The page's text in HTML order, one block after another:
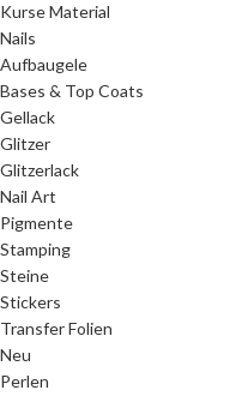
Kurse Material
Nails
Aufbaugele
Bases & Top Coats
Gellack
Glitzer
Glitzerlack
Nail Art
Pigmente
Stamping
Steine
Stickers
Transfer Folien
Neu
Perlen